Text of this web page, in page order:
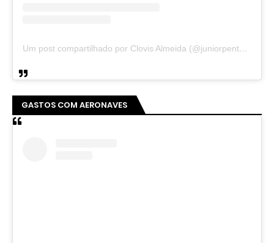
Um post compartilhado por Clovis Almeida (@juniorpentecoste01)
GASTOS COM AERONAVES